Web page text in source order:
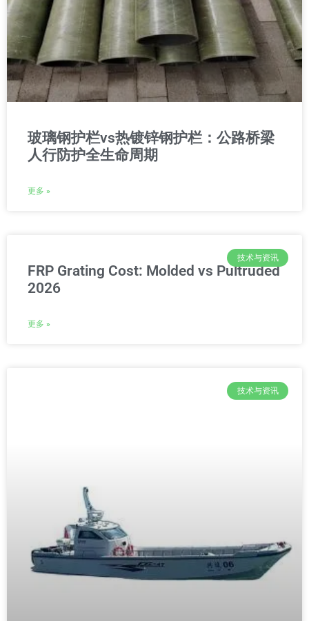
玻璃钢护栏vs热镀锌钢护栏：公路桥梁
人行防护全生命周期
更多 »
技术与资讯
FRP Grating Cost: Molded vs Pultruded
2026
更多 »
技术与资讯